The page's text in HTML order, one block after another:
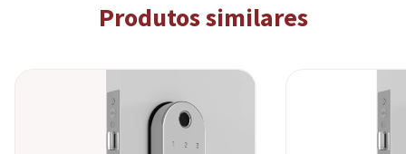
Produtos similares